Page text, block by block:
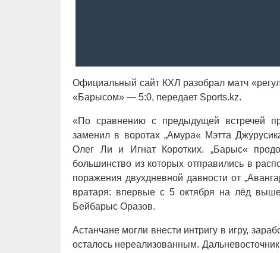
Официальный сайт КХЛ разобрал матч
«Барысом» — 5:0, передает Sports.kz.
«По сравнению с предыдущей встречей
заменил в воротах „Амура« Мэтта
Олег Ли и Игнат Коротких. „Барыс«
большинство из которых отправились в
поражения двухдневной давности от
вратаря: впервые с 5 октября на лёд
Бейбарыс Оразов.
Астанчане могли внести интригу в игру,
осталось нереализованным.